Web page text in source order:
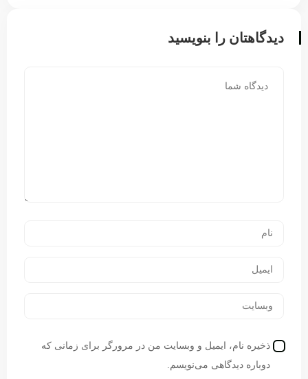
دیدگاهتان را بنویسید
ذخیره نام، ایمیل و وبسایت من در مرورگر برای زمانی که
دوباره دیدگاهی می‌نویسم.